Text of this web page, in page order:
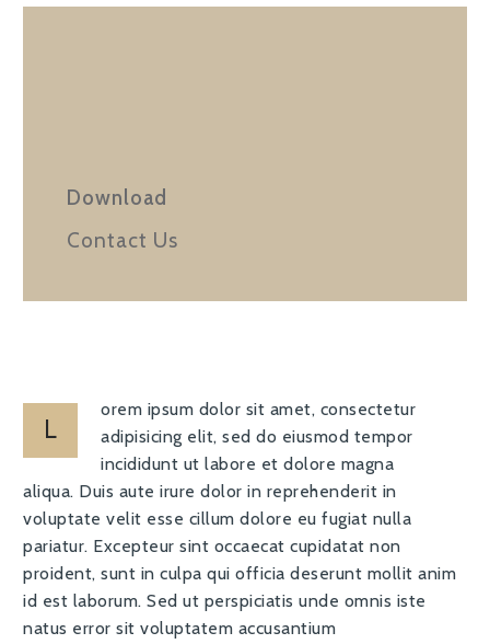
Download
Contact Us
L
orem ipsum dolor sit amet, consectetur
adipisicing elit, sed do eiusmod tempor
incididunt ut labore et dolore magna
aliqua. Duis aute irure dolor in reprehenderit in
voluptate velit esse cillum dolore eu fugiat nulla
pariatur. Excepteur sint occaecat cupidatat non
proident, sunt in culpa qui officia deserunt mollit anim
id est laborum. Sed ut perspiciatis unde omnis iste
natus error sit voluptatem accusantium